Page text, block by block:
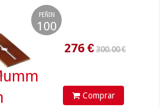
PEÑIN
100
Comprar